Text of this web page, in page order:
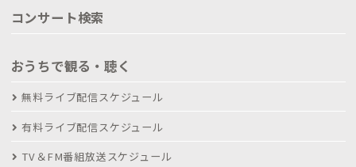
コンサート検索
おうちで観る・聴く
無料ライブ配信スケジュール
有料ライブ配信スケジュール
TV＆FM番組放送スケジュール